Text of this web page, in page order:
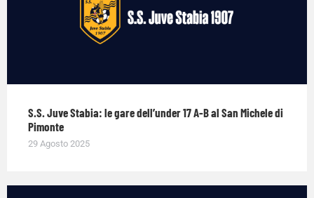
S.S. Juve Stabia: le gare dell’under 17 A-B al San Michele di
Pimonte
29 Agosto 2025